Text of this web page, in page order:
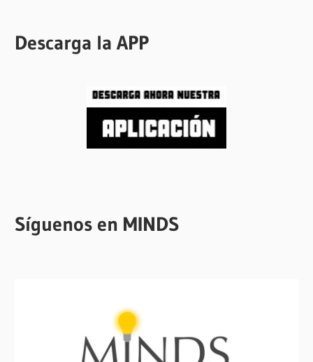
Descarga la APP
Síguenos en MINDS